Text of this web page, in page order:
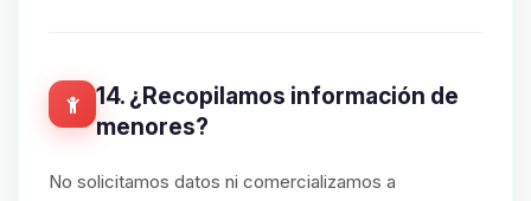
14. ¿Recopilamos información de
menores?
No solicitamos datos ni comercializamos a